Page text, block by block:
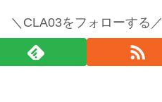
＼CLA03をフォローする／